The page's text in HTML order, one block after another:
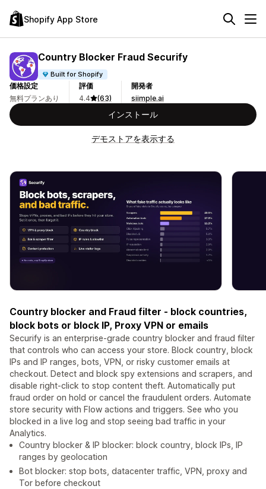
Shopify App Store
Country Blocker Fraud Securify
Built for Shopify
価格設定
無料プランあり
評価
4.4
(63)
開発者
siimple.ai
インストール
デモストアを表示する
Country blocker and Fraud filter - block countries,
block bots or block IP, Proxy VPN or emails
Securify is an enterprise-grade country blocker and fraud filter
that controls who can access your store. Block country, block
IPs and IP ranges, bots, VPN, or risky customer emails at
checkout. Detect and block spy extensions and scrapers, and
disable right-click to stop content theft. Automatically put
fraud order on hold or cancel the fraudulent orders. Automate
store security with Flow actions and triggers. See who you
blocked in a live log and stop seeing bad traffic in your
Analytics.
Country blocker & IP blocker: block country, block IPs, IP
ranges by geolocation
Bot blocker: stop bots, datacenter traffic, VPN, proxy and
Tor before checkout